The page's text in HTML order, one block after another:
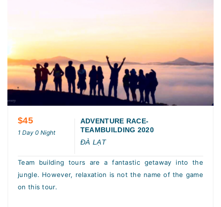
$45
1 Day 0 Night
ADVENTURE RACE-
TEAMBUILDING 2020
ĐÀ LẠT
Team building tours are a fantastic getaway into the
jungle. However, relaxation is not the name of the game
on this tour.